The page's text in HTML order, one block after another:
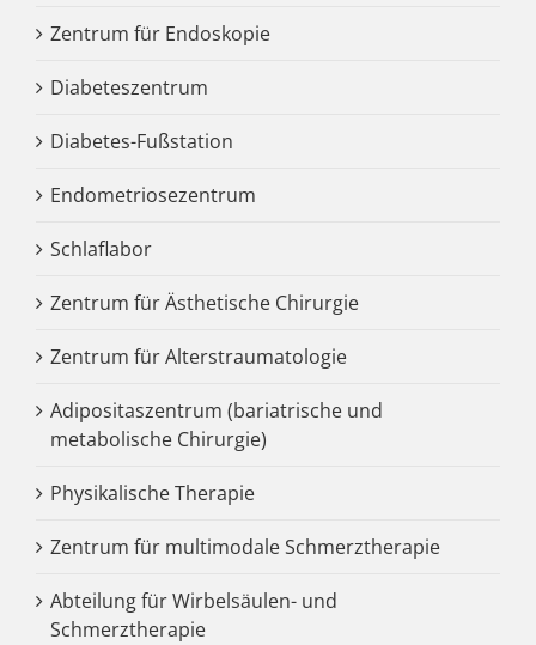
Zentrum für Endoskopie
Diabeteszentrum
Diabetes-Fußstation
Endometriosezentrum
Schlaflabor
Zentrum für Ästhetische Chirurgie
Zentrum für Alterstraumatologie
Adipositaszentrum (bariatrische und
metabolische Chirurgie)
Physikalische Therapie
Zentrum für multimodale Schmerztherapie
Abteilung für Wirbelsäulen- und
Schmerztherapie